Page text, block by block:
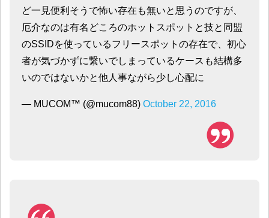
ど一見便利そうで怖い存在も無いと思うのですが、
厄介なのは有名どころのホットスポットと技と同盟
のSSIDを使っているフリースポットの存在で、初心
者が気づかずに繋いでしまっているケースも結構多
いのではないかと他人事ながら少し心配に
— MUCOM™ (@mucom88) October 22, 2016